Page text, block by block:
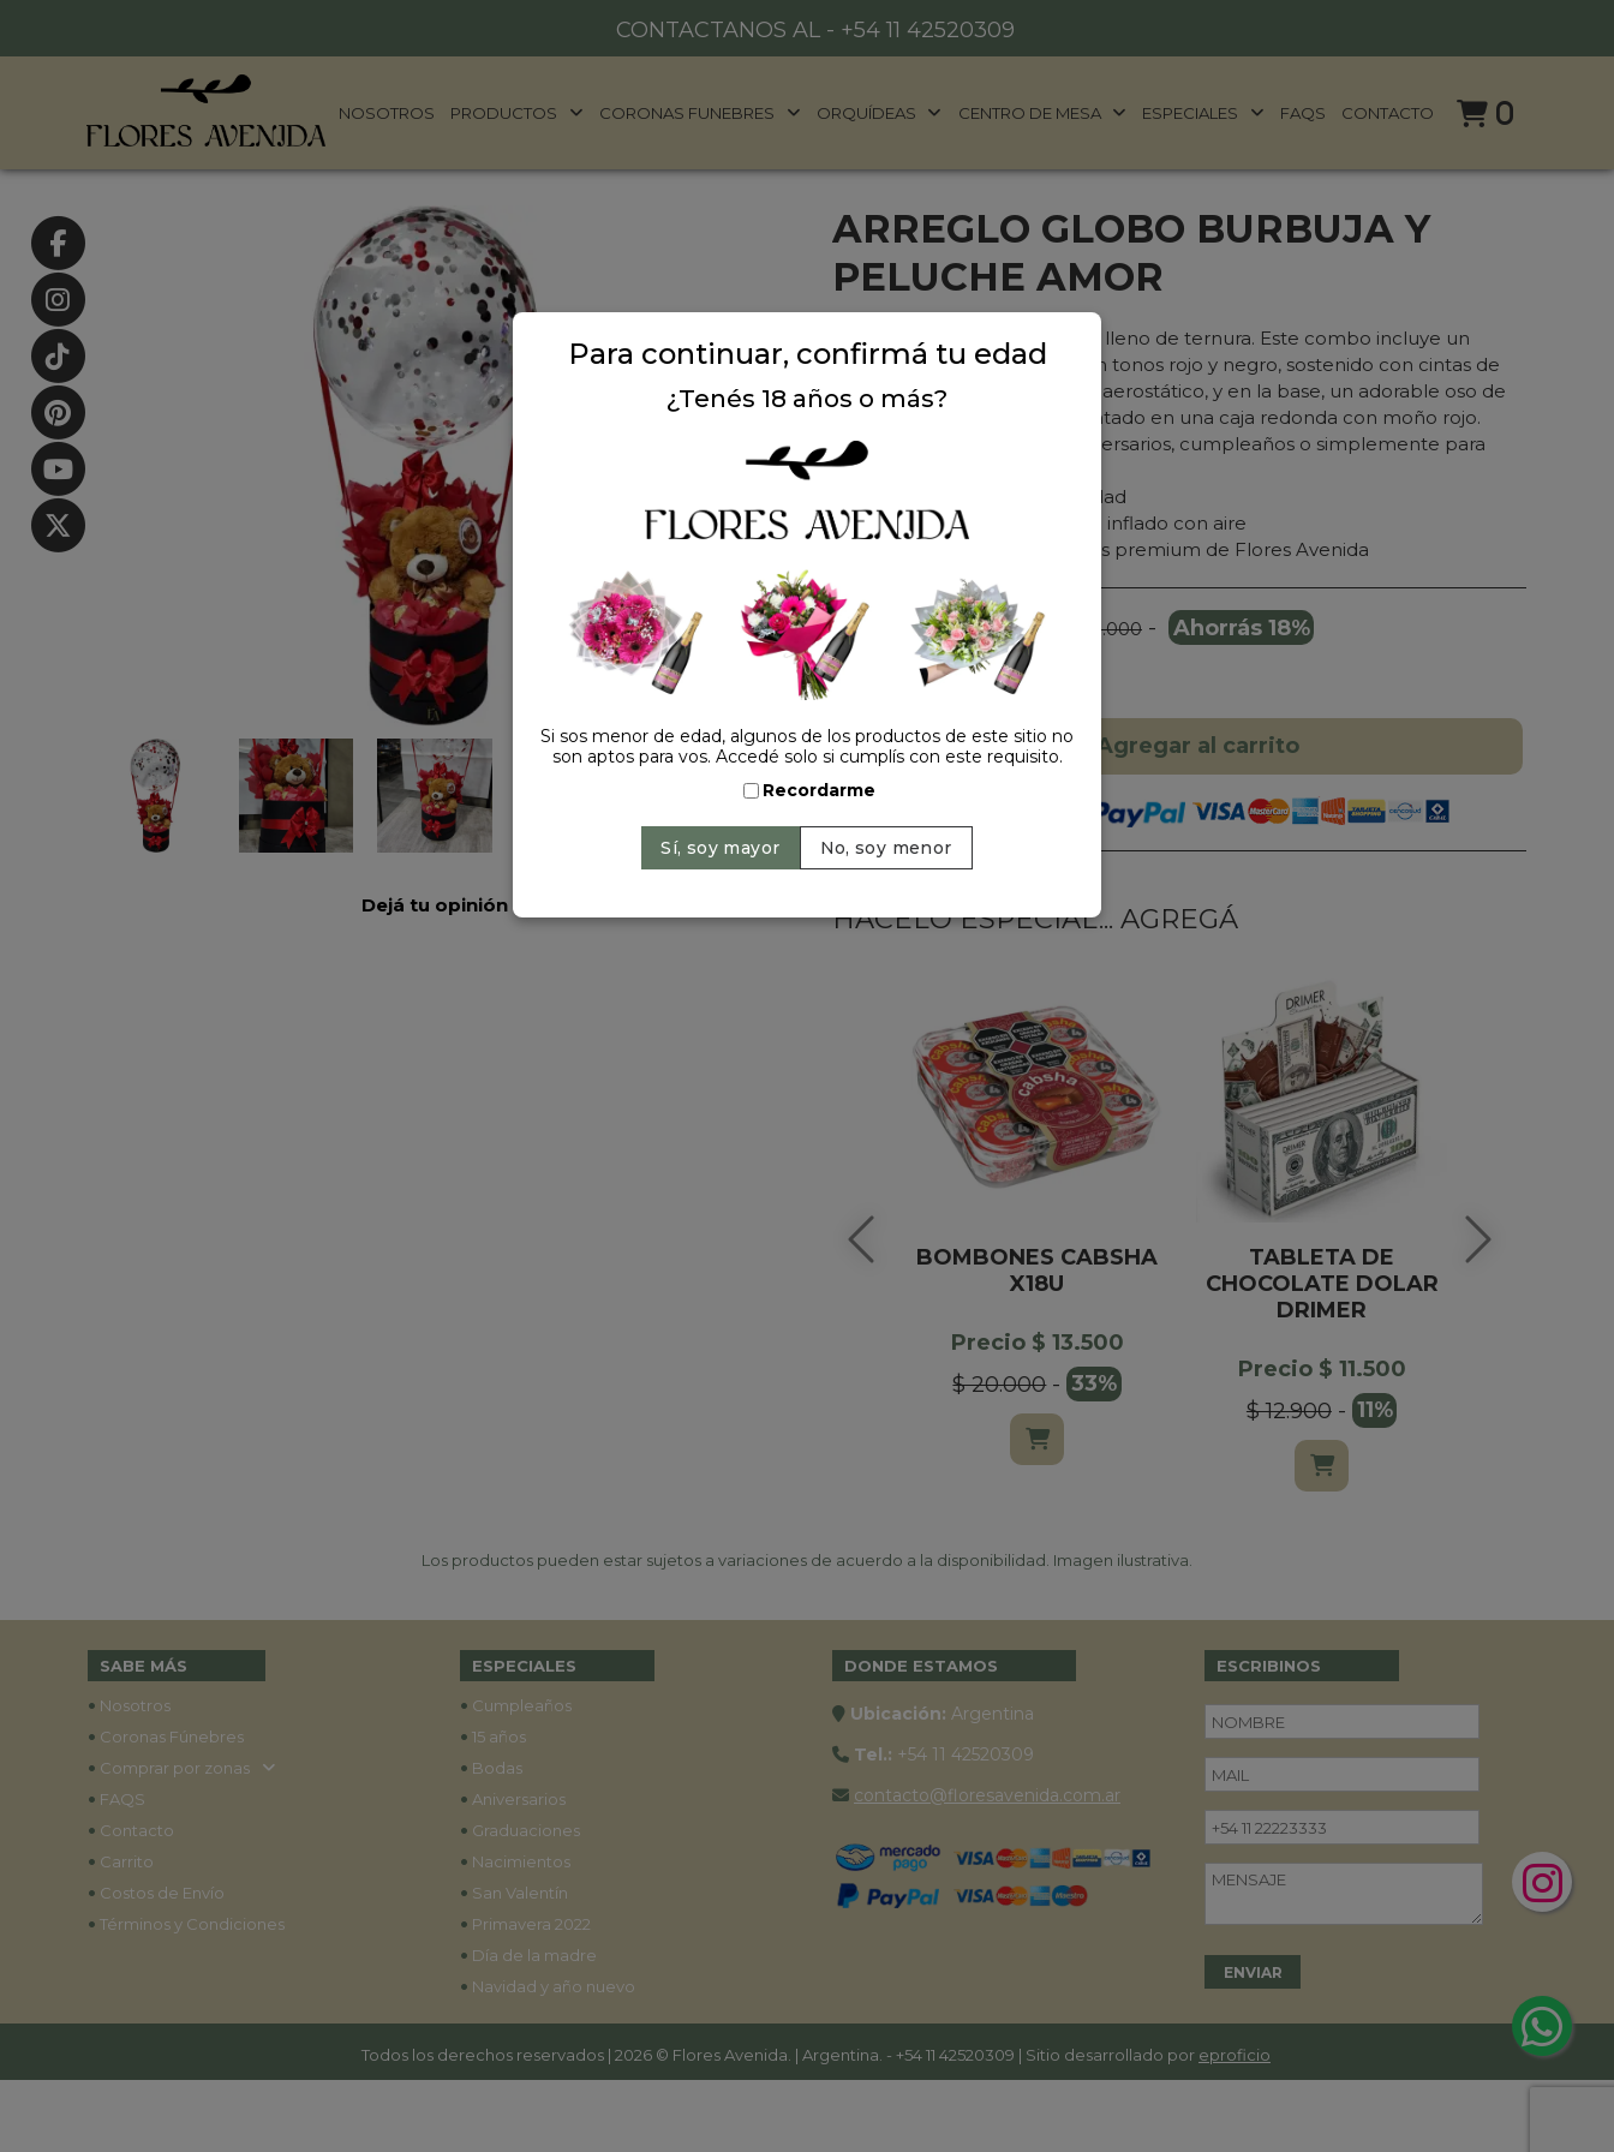
CONTACTANOS AL - +54 11 42520309
NOSOTROS PRODUCTOS CORONAS FUNEBRES ORQUÍDEAS CENTRO DE MESA ESPECIALES FAQS CONTACTO 0
Dejá tu opinión
ARREGLO GLOBO BURBUJA Y
PELUCHE AMOR
Un regalo distinto, elegante y lleno de ternura. Este combo incluye un
globo burbuja con confetti en tonos rojo y negro, sostenido con cintas de
satén como si fuera un globo aerostático, y en la base, un adorable oso de
peluche marrón, todo presentado en una caja redonda con moño rojo.
Ideal para sorprender en aniversarios, cumpleaños o simplemente para
decir “te quiero” con estilo.
Peluche suave de alta calidad
🎉 Globo burbuja con confetti inflado con aire
Caja decorativa con detalles premium de Flores Avenida
Precio: $ 139.000- $ 169.000 - Ahorrás 18%
Cantidad:
Agregar al carrito
HACELO ESPECIAL... AGREGÁ
BOMBONES CABSHA
X18U
Precio $ 13.500
$ 20.000-33%
TABLETA DE
CHOCOLATE DOLAR
DRIMER
Precio $ 11.500
$ 12.900- 11%
Los productos pueden estar sujetos a variaciones de acuerdo a la disponibilidad. Imagen ilustrativa.
SABE MÁS
• Nosotros
• Coronas Fúnebres
• Comprar por zonas
• FAQS
• Contacto
• Carrito
• Costos de Envío
• Términos y Condiciones
ESPECIALES
• Cumpleaños
• 15 años
• Bodas
• Aniversarios
• Graduaciones
• Nacimientos
• San Valentín
• Primavera 2022
• Día de la madre
• Navidad y año nuevo
DONDE ESTAMOS
Ubicación: Argentina
Tel.: +54 11 42520309
contacto@floresavenida.com.ar
ESCRIBINOS
Todos los derechos reservados | 2026 © Flores Avenida. | Argentina. - +54 11 42520309 | Sitio desarrollado por eproficio
Para continuar, confirmá tu edad
¿Tenés 18 años o más?
Si sos menor de edad, algunos de los productos de este sitio no
son aptos para vos. Accedé solo si cumplís con este requisito.
Recordarme